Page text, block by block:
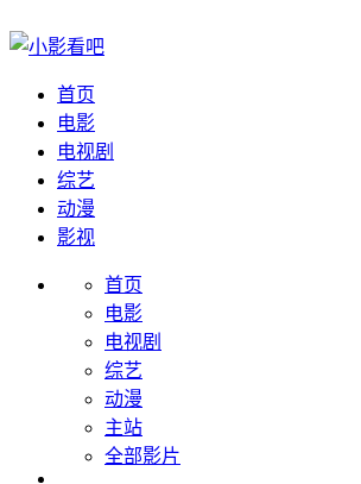
首页
电影
电视剧
综艺
动漫
影视
首页
电影
电视剧
综艺
动漫
主站
全部影片